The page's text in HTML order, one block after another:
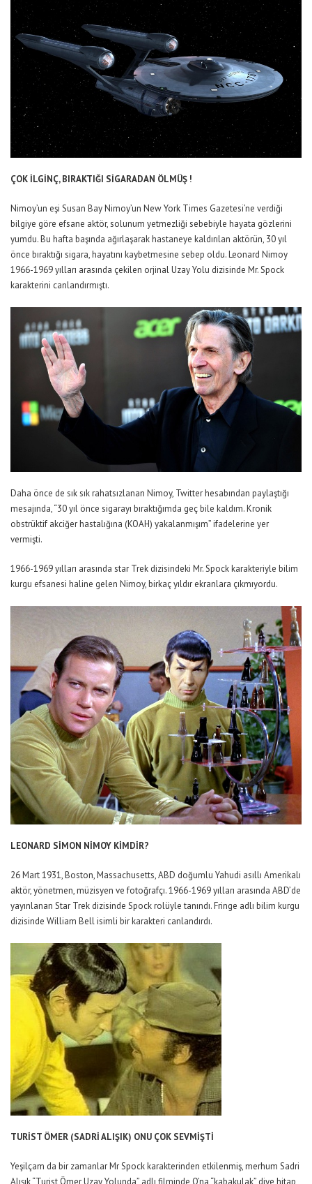
ÇOK İLGİNÇ, BIRAKTIĞI SİGARADAN ÖLMÜŞ !
Nimoy’un eşi Susan Bay Nimoy’un New York Times Gazetesi’ne verdiği
bilgiye göre efsane aktör, solunum yetmezliği sebebiyle hayata gözlerini
yumdu. Bu hafta başında ağırlaşarak hastaneye kaldırılan aktörün, 30 yıl
önce bıraktığı sigara, hayatını kaybetmesine sebep oldu. Leonard Nimoy
1966-1969 yılları arasında çekilen orjinal Uzay Yolu dizisinde Mr. Spock
karakterini canlandırmıştı.
Daha önce de sık sık rahatsızlanan Nimoy, Twitter hesabından paylaştığı
mesajında, “30 yıl önce sigarayı bıraktığımda geç bile kaldım. Kronik
obstrüktif akciğer hastalığına (KOAH) yakalanmışım” ifadelerine yer
vermişti.
1966-1969 yılları arasında star Trek dizisindeki Mr. Spock karakteriyle bilim
kurgu efsanesi haline gelen Nimoy, birkaç yıldır ekranlara çıkmıyordu.
LEONARD SİMON NİMOY KİMDİR?
26 Mart 1931, Boston, Massachusetts, ABD doğumlu Yahudi asıllı Amerikalı
aktör, yönetmen, müzisyen ve fotoğrafçı. 1966-1969 yılları arasında ABD’de
yayınlanan Star Trek dizisinde Spock rolüyle tanındı. Fringe adlı bilim kurgu
dizisinde William Bell isimli bir karakteri canlandırdı.
TURİST ÖMER (SADRİ ALIŞIK) ONU ÇOK SEVMİŞTİ
Yeşilçam da bir zamanlar Mr Spock karakterinden etkilenmiş, merhum Sadri
Alışık “Turist Ömer Uzay Yolunda” adlı filminde O’na “kabakulak” diye hitap